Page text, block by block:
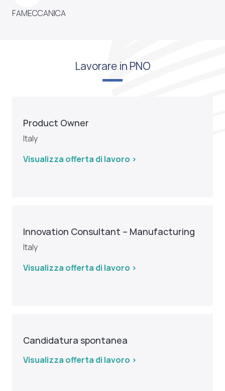
FAMECCANICA
Lavorare in PNO
Product Owner
Italy
Visualizza offerta di lavoro >
Innovation Consultant – Manufacturing
Italy
Visualizza offerta di lavoro >
Candidatura spontanea
Visualizza offerta di lavoro >